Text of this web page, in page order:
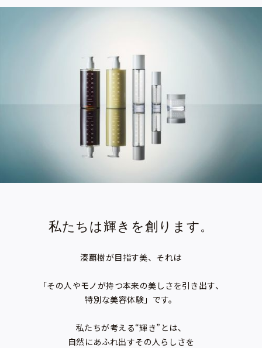
私たちは輝きを創ります。
湊覇樹が目指す美、それは
「その人やモノが持つ本来の美しさを引き出す、
特別な美容体験」です。
私たちが考える“輝き”とは、
自然にあふれ出すその人らしさを